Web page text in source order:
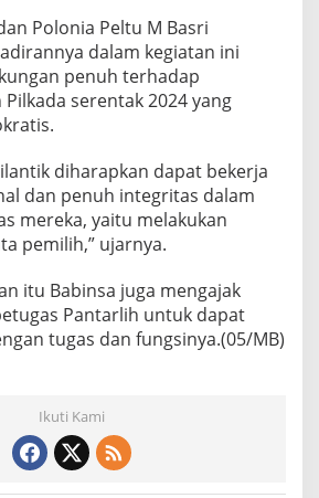
K
e
l
u
r
a
a
n
S
a
r
r
e
j
o
Polonia Peltu M Basri
dalam kegiatan ini
penuh terhadap
serentak 2024 yang
diharapkan dapat bekerja
dan penuh integritas dalam
mereka, yaitu melakukan
pemilih,” ujarnya.
itu Babinsa juga mengajak
Pantarlih untuk dapat
tugas dan fungsinya.(05/MB)
Ikuti Kami